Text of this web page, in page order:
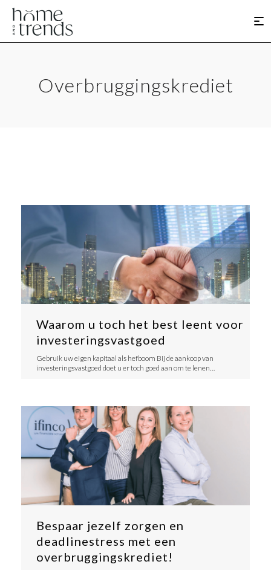
Overbruggingskrediet
Waarom u toch het best leent voor
investeringsvastgoed
Gebruik uw eigen kapitaal als hefboom Bij de aankoop van
investeringsvastgoed doet u er toch goed aan om te lenen…
Bespaar jezelf zorgen en
deadlinestress met een
overbruggingskrediet!